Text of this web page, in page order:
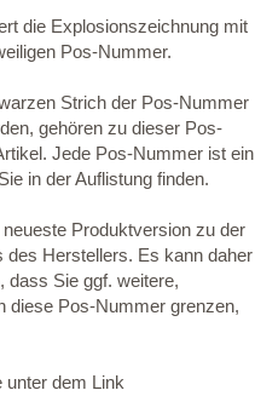
die Explosionszeichnung mit
Pos-Nummer.
Strich der Pos-Nummer
gehören zu dieser Pos-
Jede Pos-Nummer ist ein
in der Auflistung finden.
Produktversion zu der
Herstellers. Es kann daher
dass Sie ggf. weitere,
diese Pos-Nummer grenzen,
unter dem Link